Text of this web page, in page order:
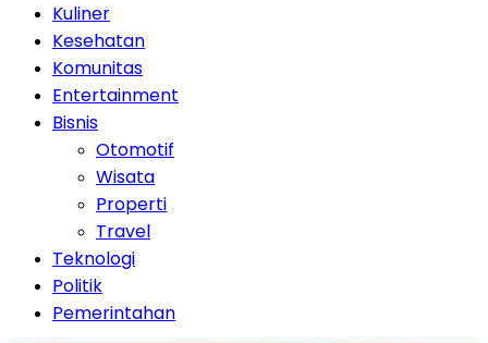
Kuliner
Kesehatan
Komunitas
Entertainment
Bisnis
Otomotif
Wisata
Properti
Travel
Teknologi
Politik
Pemerintahan